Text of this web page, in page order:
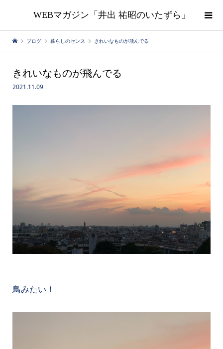
WEBマガジン「井出 祐昭のいたずら」
ブログ 暮らしのセンス きれいなものが飛んでる
きれいなものが飛んでる
2021.11.09
鳥みたい！